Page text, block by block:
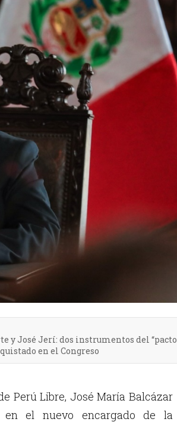
y José Jerí: dos instrumentos del “pacto
en el Congreso
Perú Libre, José María Balcázar
en el nuevo encargado de la